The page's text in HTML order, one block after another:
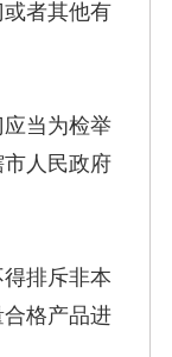
者其他有
当为检举
人民政府
排斥非本
格产品进